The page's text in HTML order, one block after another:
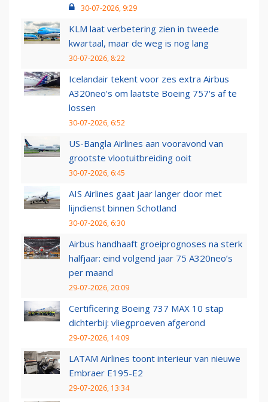
30-07-2026, 9:29
KLM laat verbetering zien in tweede
kwartaal, maar de weg is nog lang
30-07-2026, 8:22
Icelandair tekent voor zes extra Airbus
A320neo's om laatste Boeing 757's af te
lossen
30-07-2026, 6:52
US-Bangla Airlines aan vooravond van
grootste vlootuitbreiding ooit
30-07-2026, 6:45
AIS Airlines gaat jaar langer door met
lijndienst binnen Schotland
30-07-2026, 6:30
Airbus handhaaft groeiprognoses na sterk
halfjaar: eind volgend jaar 75 A320neo’s
per maand
29-07-2026, 20:09
Certificering Boeing 737 MAX 10 stap
dichterbij: vliegproeven afgerond
29-07-2026, 14:09
LATAM Airlines toont interieur van nieuwe
Embraer E195-E2
29-07-2026, 13:34